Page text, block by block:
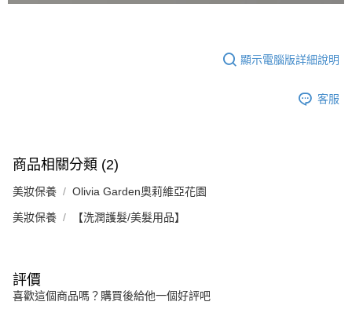
顯示電腦版詳細說明
客服
商品相關分類 (2)
美妝保養 Olivia Garden奧莉維亞花園
美妝保養 【洗潤護髮/美髮用品】
評價
喜歡這個商品嗎？購買後給他一個好評吧